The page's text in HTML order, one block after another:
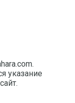
указание